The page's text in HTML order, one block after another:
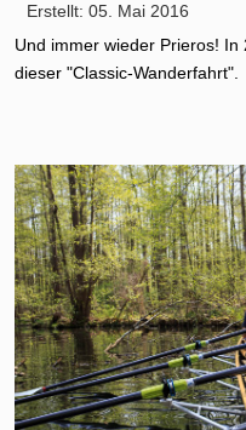
Erstellt: 05. Mai 2016
Und immer wieder Prieros!
dieser "Classic-Wanderfahrt".